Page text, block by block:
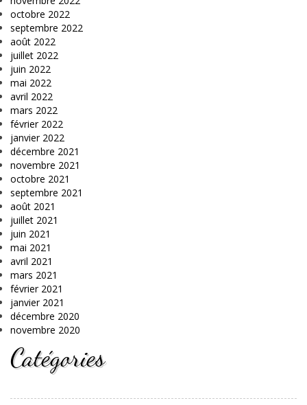
octobre 2022
septembre 2022
août 2022
juillet 2022
juin 2022
mai 2022
avril 2022
mars 2022
février 2022
janvier 2022
décembre 2021
novembre 2021
octobre 2021
septembre 2021
août 2021
juillet 2021
juin 2021
mai 2021
avril 2021
mars 2021
février 2021
janvier 2021
décembre 2020
novembre 2020
Catégories